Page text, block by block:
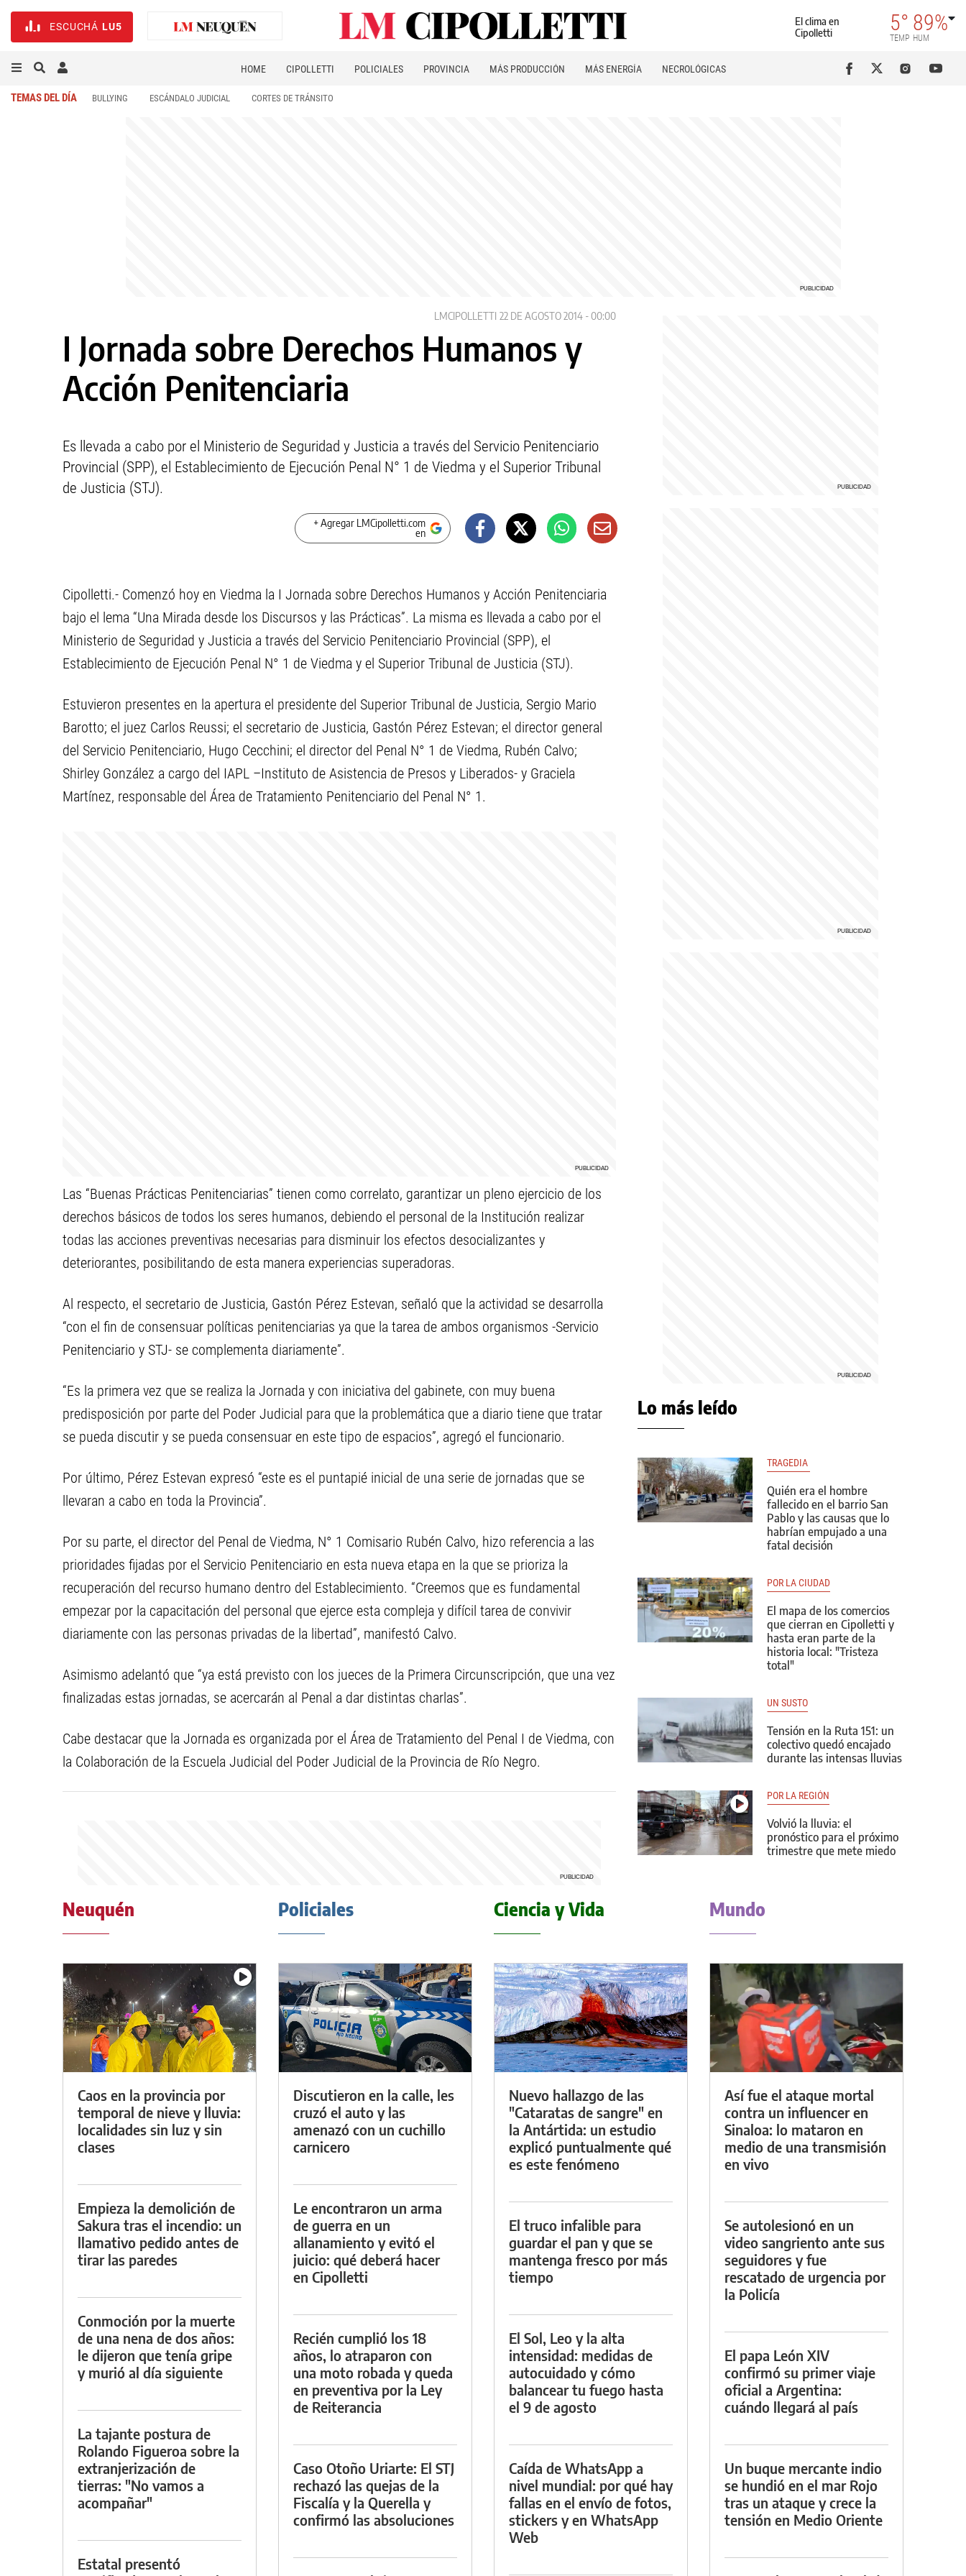
ESCUCHÁ LU5
El clima en
Cipolletti
5°
TEMP
89%
HUM
HOME CIPOLLETTI POLICIALES PROVINCIA MÁS PRODUCCIÓN MÁS ENERGÍA NECROLÓGICAS
TEMAS DEL DÍA BULLYING ESCÁNDALO JUDICIAL CORTES DE TRÁNSITO
LMCIPOLLETTI 22 DE AGOSTO 2014 - 00:00
I Jornada sobre Derechos Humanos y
Acción Penitenciaria
Es llevada a cabo por el Ministerio de Seguridad y Justicia a través del Servicio Penitenciario
Provincial (SPP), el Establecimiento de Ejecución Penal N° 1 de Viedma y el Superior Tribunal
de Justicia (STJ).
+ Agregar LMCipolletti.com
en
Cipolletti.- Comenzó hoy en Viedma la I Jornada sobre Derechos Humanos y Acción Penitenciaria
bajo el lema “Una Mirada desde los Discursos y las Prácticas”. La misma es llevada a cabo por el
Ministerio de Seguridad y Justicia a través del Servicio Penitenciario Provincial (SPP), el
Establecimiento de Ejecución Penal N° 1 de Viedma y el Superior Tribunal de Justicia (STJ).
Estuvieron presentes en la apertura el presidente del Superior Tribunal de Justicia, Sergio Mario
Barotto; el juez Carlos Reussi; el secretario de Justicia, Gastón Pérez Estevan; el director general
del Servicio Penitenciario, Hugo Cecchini; el director del Penal N° 1 de Viedma, Rubén Calvo;
Shirley González a cargo del IAPL –Instituto de Asistencia de Presos y Liberados- y Graciela
Martínez, responsable del Área de Tratamiento Penitenciario del Penal N° 1.
Las “Buenas Prácticas Penitenciarias” tienen como correlato, garantizar un pleno ejercicio de los
derechos básicos de todos los seres humanos, debiendo el personal de la Institución realizar
todas las acciones preventivas necesarias para disminuir los efectos desocializantes y
deteriorantes, posibilitando de esta manera experiencias superadoras.
Al respecto, el secretario de Justicia, Gastón Pérez Estevan, señaló que la actividad se desarrolla
“con el fin de consensuar políticas penitenciarias ya que la tarea de ambos organismos -Servicio
Penitenciario y STJ- se complementa diariamente”.
“Es la primera vez que se realiza la Jornada y con iniciativa del gabinete, con muy buena
predisposición por parte del Poder Judicial para que la problemática que a diario tiene que tratar
se pueda discutir y se pueda consensuar en este tipo de espacios”, agregó el funcionario.
Por último, Pérez Estevan expresó “este es el puntapié inicial de una serie de jornadas que se
llevaran a cabo en toda la Provincia”.
Por su parte, el director del Penal de Viedma, N° 1 Comisario Rubén Calvo, hizo referencia a las
prioridades fijadas por el Servicio Penitenciario en esta nueva etapa en la que se prioriza la
recuperación del recurso humano dentro del Establecimiento. “Creemos que es fundamental
empezar por la capacitación del personal que ejerce esta compleja y difícil tarea de convivir
diariamente con las personas privadas de la libertad”, manifestó Calvo.
Asimismo adelantó que “ya está previsto con los jueces de la Primera Circunscripción, que una vez
finalizadas estas jornadas, se acercarán al Penal a dar distintas charlas”.
Cabe destacar que la Jornada es organizada por el Área de Tratamiento del Penal I de Viedma, con
la Colaboración de la Escuela Judicial del Poder Judicial de la Provincia de Río Negro.
Lo más leído
TRAGEDIA
Quién era el hombre
fallecido en el barrio San
Pablo y las causas que lo
habrían empujado a una
fatal decisión
POR LA CIUDAD
El mapa de los comercios
que cierran en Cipolletti y
hasta eran parte de la
historia local: "Tristeza
total"
UN SUSTO
Tensión en la Ruta 151: un
colectivo quedó encajado
durante las intensas lluvias
POR LA REGIÓN
Volvió la lluvia: el
pronóstico para el próximo
trimestre que mete miedo
Neuquén
Caos en la provincia por
temporal de nieve y lluvia:
localidades sin luz y sin
clases
Empieza la demolición de
Sakura tras el incendio: un
llamativo pedido antes de
tirar las paredes
Conmoción por la muerte
de una nena de dos años:
le dijeron que tenía gripe
y murió al día siguiente
La tajante postura de
Rolando Figueroa sobre la
extranjerización de
tierras: "No vamos a
acompañar"
Estatal presentó
Policiales
Discutieron en la calle, les
cruzó el auto y las
amenazó con un cuchillo
carnicero
Le encontraron un arma
de guerra en un
allanamiento y evitó el
juicio: qué deberá hacer
en Cipolletti
Recién cumplió los 18
años, lo atraparon con
una moto robada y queda
en preventiva por la Ley
de Reiterancia
Caso Otoño Uriarte: El STJ
rechazó las quejas de la
Fiscalía y la Querella y
confirmó las absoluciones
Ciencia y Vida
Nuevo hallazgo de las
"Cataratas de sangre" en
la Antártida: un estudio
explicó puntualmente qué
es este fenómeno
El truco infalible para
guardar el pan y que se
mantenga fresco por más
tiempo
El Sol, Leo y la alta
intensidad: medidas de
autocuidado y cómo
balancear tu fuego hasta
el 9 de agosto
Caída de WhatsApp a
nivel mundial: por qué hay
fallas en el envío de fotos,
stickers y en WhatsApp
Web
Mundo
Así fue el ataque mortal
contra un influencer en
Sinaloa: lo mataron en
medio de una transmisión
en vivo
Se autolesionó en un
video sangriento ante sus
seguidores y fue
rescatado de urgencia por
la Policía
El papa León XIV
confirmó su primer viaje
oficial a Argentina:
cuándo llegará al país
Un buque mercante indio
se hundió en el mar Rojo
tras un ataque y crece la
tensión en Medio Oriente